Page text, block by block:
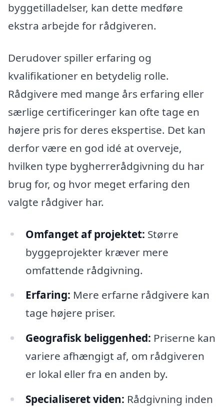
byggetilladelser, kan dette medføre
ekstra arbejde for rådgiveren.
Derudover spiller erfaring og
kvalifikationer en betydelig rolle.
Rådgivere med mange års erfaring eller
særlige certificeringer kan ofte tage en
højere pris for deres ekspertise. Det kan
derfor være en god idé at overveje,
hvilken type bygherrerådgivning du har
brug for, og hvor meget erfaring den
valgte rådgiver har.
Omfanget af projektet: Større
byggeprojekter kræver mere
omfattende rådgivning.
Erfaring: Mere erfarne rådgivere kan
tage højere priser.
Geografisk beliggenhed: Priserne kan
variere afhængigt af, om rådgiveren
er lokal eller fra en anden by.
Specialiseret viden: Rådgivning inden